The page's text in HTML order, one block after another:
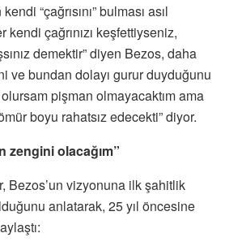
“çağrısını” bulması asıl
kendi çağrınızı keşfettiyseniz,
demektir” diyen Bezos, daha
ve bundan dolayı gurur duyduğunu
olursam pişman olmayacaktım ama
boyu rahatsız edecekti” diyor.
zengini olacağım”
Bezos’un vizyonuna ilk şahitlik
anlatarak, 25 yıl öncesine